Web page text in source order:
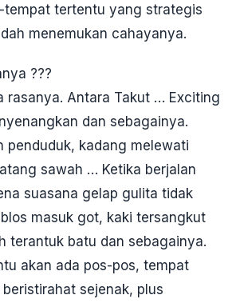
tertentu yang strategis
menemukan cahayanya.
???
rasanya. Antara Takut … Exciting
dan sebagainya.
penduduk, kadang melewati
sawah … Ketika berjalan
suasana gelap gulita tidak
masuk got, kaki tersangkut
terantuk batu dan sebagainya.
akan ada pos-pos, tempat
sejenak, plus